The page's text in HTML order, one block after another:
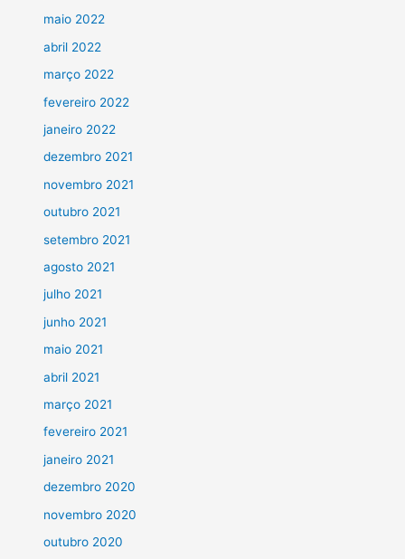
maio 2022
abril 2022
março 2022
fevereiro 2022
janeiro 2022
dezembro 2021
novembro 2021
outubro 2021
setembro 2021
agosto 2021
julho 2021
junho 2021
maio 2021
abril 2021
março 2021
fevereiro 2021
janeiro 2021
dezembro 2020
novembro 2020
outubro 2020